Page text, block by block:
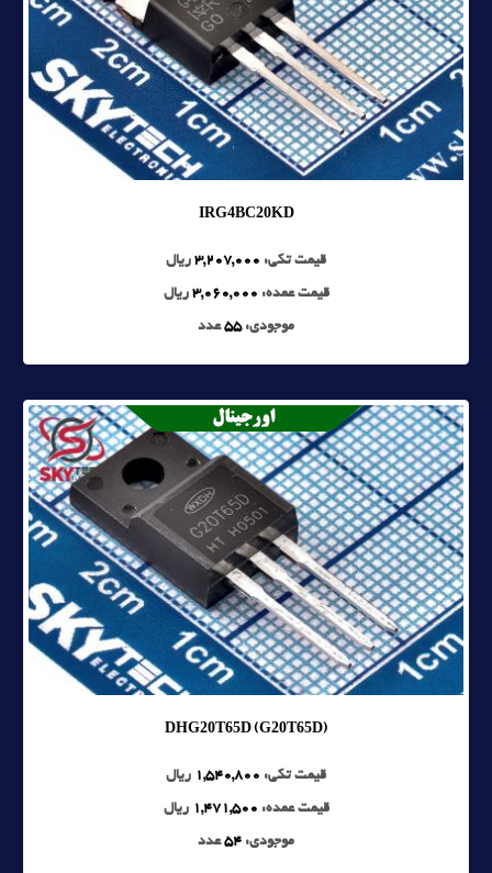
IRG4BC20KD
قیمت تکی: 3,207,000 ریال
قیمت عمده: 3,060,000 ریال
موجودی:55عدد
DHG20T65D (G20T65D)
قیمت تکی: 1,540,800 ریال
قیمت عمده: 1,471,500 ریال
موجودی: 54عدد